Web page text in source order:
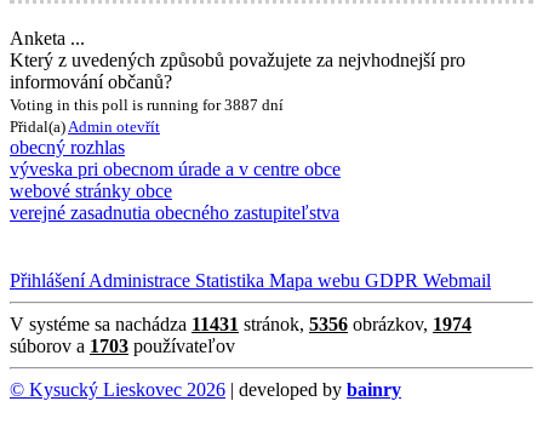
Anketa ...
Který z uvedených způsobů považujete za nejvhodnejší pro
informování občanů?
Voting in this poll is running for 3887 dní
Přidal(a) Admin otevřít
obecný rozhlas
výveska pri obecnom úrade a v centre obce
webové stránky obce
verejné zasadnutia obecného zastupiteľstva
PřihlášeníAdministrace Statistika Mapa webu GDPR Webmail
V systéme sa nachádza 11431 stránok, 5356 obrázkov, 1974
súborov a 1703 používateľov
© Kysucký Lieskovec 2026 | developed by bainry